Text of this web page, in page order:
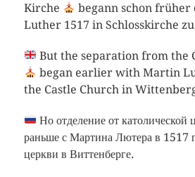
Kirche
begann schon
Luther 1517 in Schlosskirche
But the separation from the
began earlier with Martin
the Castle Church in
Но отделение от католической
раньше с Мартина Лютера в 1517
церкви в Виттенберге.